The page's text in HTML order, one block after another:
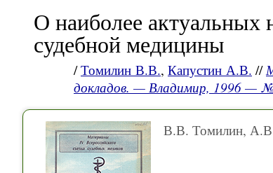
О наиболее актуальных
судебной медицины
/Томилин В.В., Капустин А.В. //
докладов. — Владимир, 1996 —
В.В. Томилин,